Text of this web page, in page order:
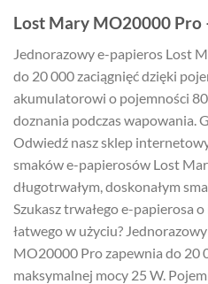
Lost Mary MO20000 Pro
Jednorazowy e-papieros Lost
do 20 000 zaciągnięć dzięki
akumulatorowi o pojemności
doznania podczas wapowania.
Odwiedź nasz sklep
smaków e-papierosów Lost
długotrwałym, doskonałym
Szukasz trwałego e-papierosa
łatwego w użyciu?
MO20000 Pro zapewnia do 20
maksymalnej mocy 25 W.